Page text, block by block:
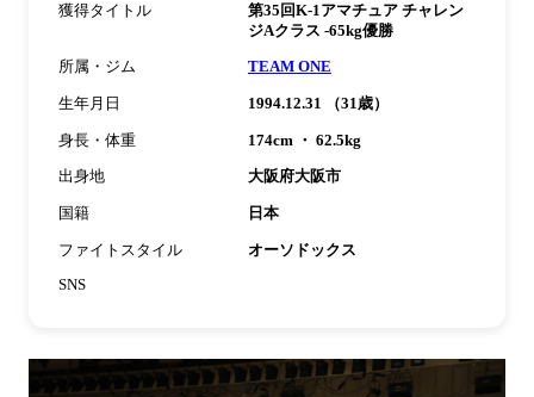
獲得タイトル
第35回K-1アマチュア チャレン
ジAクラス -65kg優勝
所属・ジム TEAM ONE
生年月日 1994.12.31 （31歳）
身長・体重 174cm ・ 62.5kg
出身地 大阪府大阪市
国籍 日本
ファイトスタイル オーソドックス
SNS